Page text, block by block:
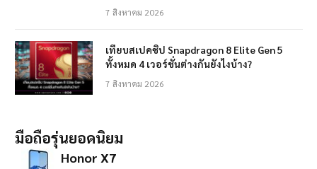
7 สิงหาคม 2026
เทียบสเปคชิป Snapdragon 8 Elite Gen 5
ทั้งหมด 4 เวอร์ชั่นต่างกันยังไงบ้าง?
7 สิงหาคม 2026
มือถือรุ่นยอดนิยม
Honor X7